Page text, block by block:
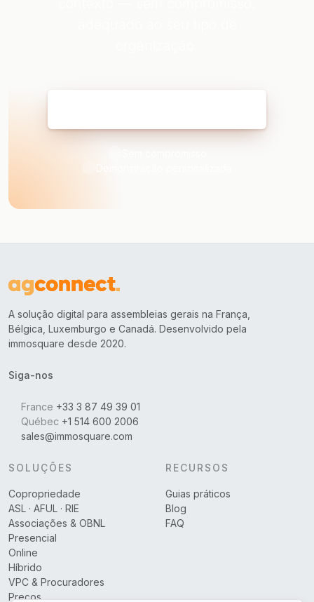
A solução digital para assembleias gerais na França,
Bélgica, Luxemburgo e Canadá. Desenvolvido pela
immosquare desde 2020.
Siga-nos
France +33 3 87 49 39 01
Québec +1 514 600 2006
sales@immosquare.com
SOLUÇÕES
Copropriedade
ASL · AFUL · RIE
Associações & OBNL
Presencial
Online
Híbrido
VPC & Procuradores
Preços
RECURSOS
Guias práticos
Blog
FAQ